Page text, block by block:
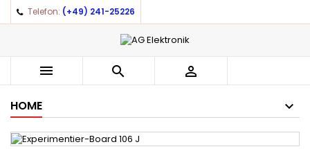
Telefon: (+49) 241-25226
  
HOME